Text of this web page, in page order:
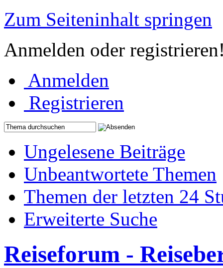
Zum Seiteninhalt springen
Anmelden oder
Anmelden
Registrieren
Ungelesene Beiträge
Unbeantwortete Themen
Themen der letzten 24
Erweiterte Suche
Reiseforum -